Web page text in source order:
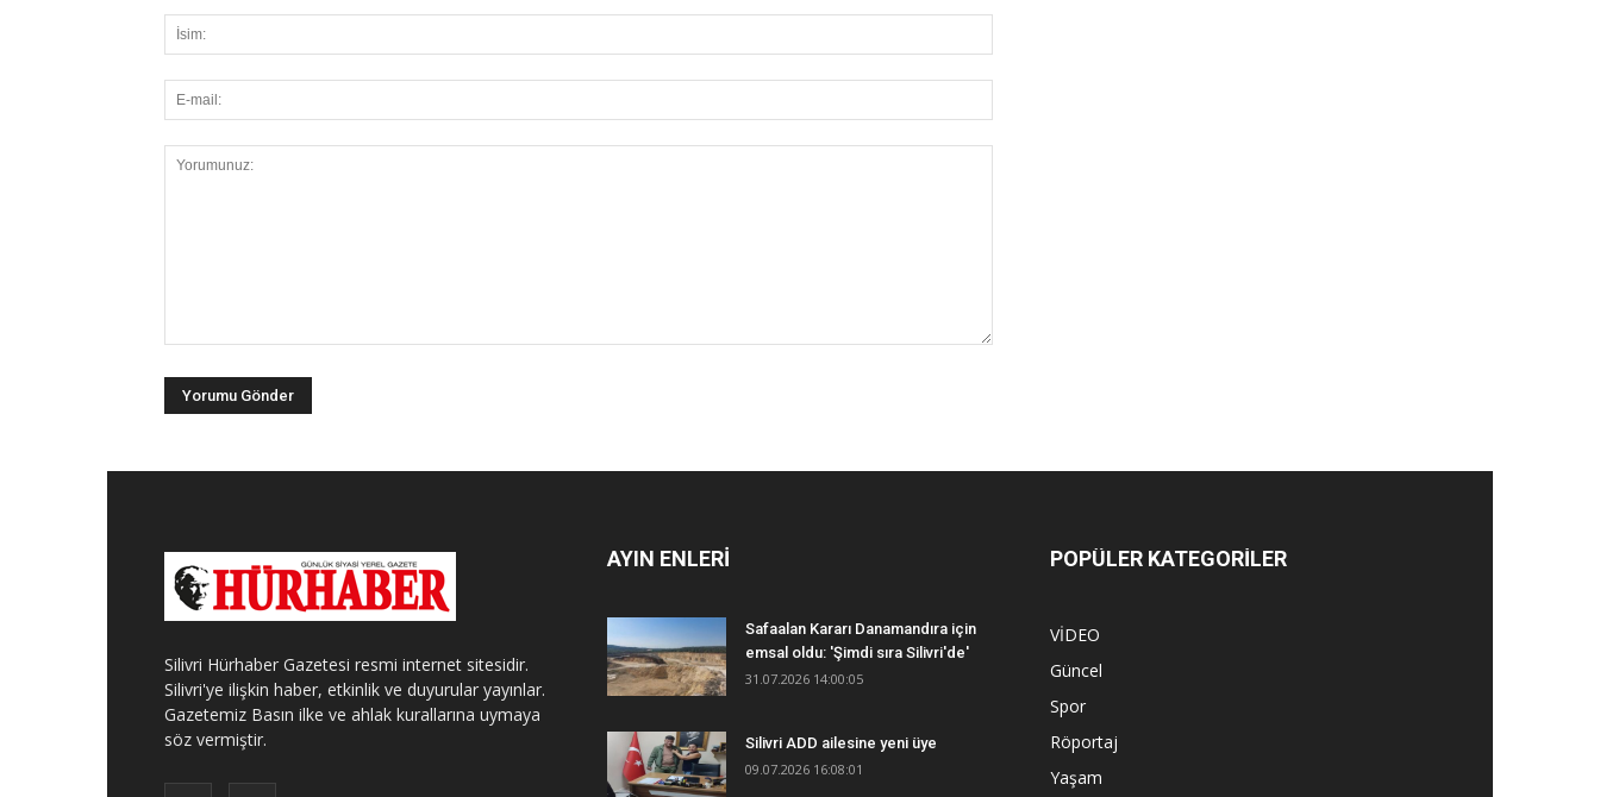
Silivri Hürhaber Gazetesi resmi internet sitesidir.
Silivri'ye ilişkin haber, etkinlik ve duyurular yayınlar.
Gazetemiz Basın ilke ve ahlak kurallarına uymaya
söz vermiştir.
AYIN ENLERİ
Safaalan Kararı Danamandıra için
emsal oldu: 'Şimdi sıra Silivri'de'
31.07.2026 14:00:05
Silivri ADD ailesine yeni üye
09.07.2026 16:08:01
POPÜLER KATEGORİLER
VİDEO
Güncel
Spor
Röportaj
Yaşam